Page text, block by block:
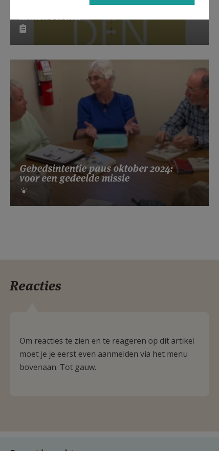
Lanceringsavond boek Zeven
kruiswoorden
Gebedsintentie paus oktober 2024:
voor een gedeelde missie
Reacties
Om reacties te zien en te reageren op dit artikel
moet je je eerst even aanmelden via het menu
bovenaan. Tot gauw.